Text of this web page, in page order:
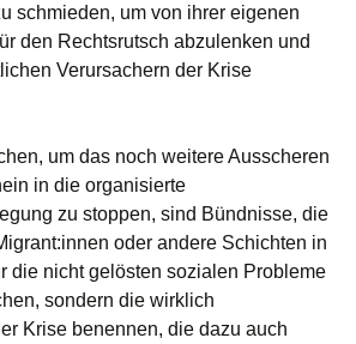
schmieden, um von ihrer eigenen
den Rechtsrutsch abzulenken und
Verursachern der Krise
um das noch weitere Ausscheren
in die organisierte
zu stoppen, sind Bündnisse, die
oder andere Schichten in
die nicht gelösten sozialen Probleme
sondern die wirklich
Krise benennen, die dazu auch